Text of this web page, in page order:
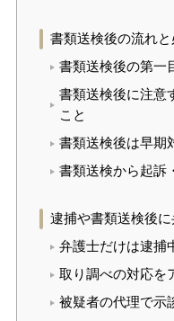
書類送検後の流れ
書類送検後の第一
書類送検後に注意
こと
書類送検後は早期
書類送検から起訴
逮捕や書類送検後
弁護士だけは逮捕
取り調べの対応を
被疑者の代理で示